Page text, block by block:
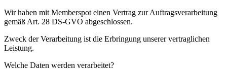
Wir haben mit Memberspot einen Vertrag zur Auftragsverarbeitung
gemäß Art. 28 DS-GVO abgeschlossen.
Zweck der Verarbeitung ist die Erbringung unserer vertraglichen
Leistung.
Welche Daten werden verarbeitet?